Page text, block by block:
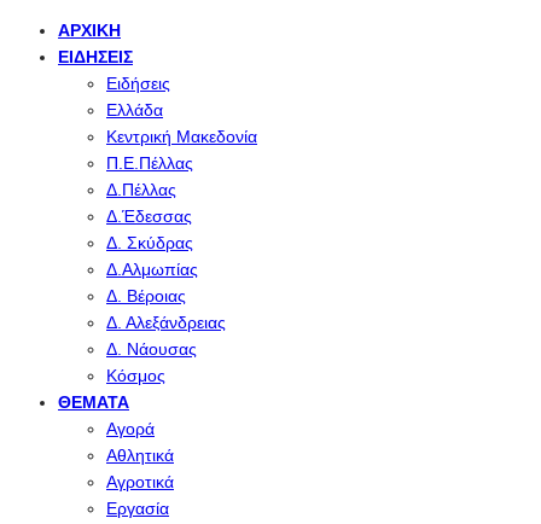
ΑΡΧΙΚΉ
ΕΙΔΉΣΕΙΣ
Ειδήσεις
Ελλάδα
Κεντρική Μακεδονία
Π.Ε.Πέλλας
Δ.Πέλλας
Δ.Έδεσσας
Δ. Σκύδρας
Δ.Αλμωπίας
Δ. Βέροιας
Δ. Αλεξάνδρειας
Δ. Νάουσας
Κόσμος
ΘΈΜΑΤΑ
Αγορά
Αθλητικά
Αγροτικά
Εργασία